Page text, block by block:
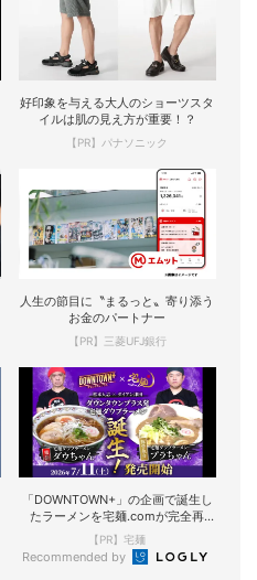
好印象を与える大人のショーツスタ
イルは肌の見え方が重要！？
【PR】パナソニック
人生の節目に〝まるっと〟寄り添う
お金のパートナー
【PR】三菱UFJ銀行
「DOWNTOWN+」の企画で誕生し
たラーメンを宅麺.comが完全再
現！
【PR】宅麺
Recommended by